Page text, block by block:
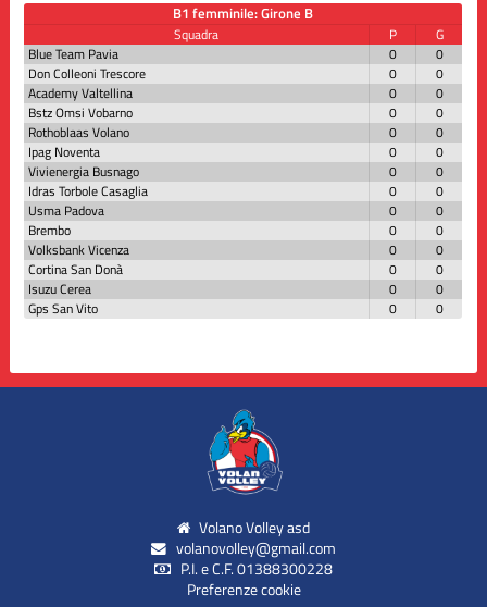
B1 femminile: Girone B
Squadra P
G
Blue Team Pavia
0
0
Don Colleoni Trescore
0
0
Academy Valtellina
0
0
Bstz Omsi Vobarno
0
0
Rothoblaas Volano
0
0
Ipag Noventa
0
0
Vivienergia Busnago
0
0
Idras Torbole Casaglia
0
0
Usma Padova
0
0
Brembo
0
0
Volksbank Vicenza
0
0
Cortina San Donà
0
0
Isuzu Cerea
0
0
Gps San Vito
0 0
Volano Volley asd
volanovolley@gmail.com
P.I. e C.F. 01388300228
Preferenze cookie